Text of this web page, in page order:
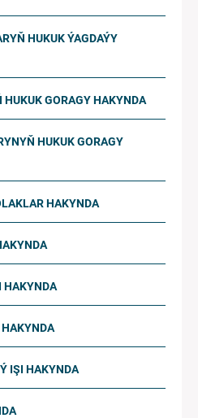
HUKUK ÝAGDAÝY
GORAGY HAKYNDA
HUKUK GORAGY
HAKYNDA
HAKYNDA
IŞI HAKYNDA